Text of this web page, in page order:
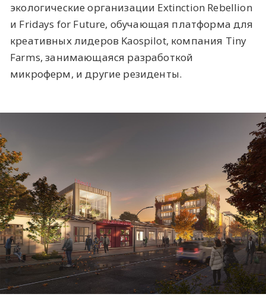
экологические организации Extinction Rebellion
и Fridays for Future, обучающая платформа для
креативных лидеров Kaospilot, компания Tiny
Farms, занимающаяся разработкой
микроферм, и другие резиденты.